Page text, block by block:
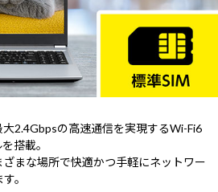
2.4Gbpsの高速通信を実現するWi-Fi6
搭載。
まな場所で快適かつ手軽にネットワー
。